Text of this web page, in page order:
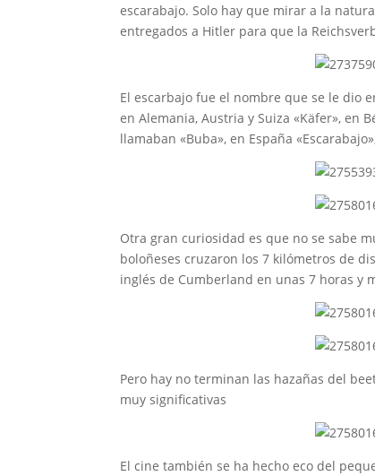
escarabajo. Solo hay que mirar a la
entregados a Hitler para que la
El escarbajo fue el nombre que se le dio
en Alemania, Austria y Suiza «Käfer», en
llamaban «Buba», en España
Otra gran curiosidad es que no se sabe
boloñeses cruzaron los 7 kilómetros de
inglés de Cumberland en unas 7 horas y
Pero hay no terminan las hazañas del
muy significativas
El cine también se ha hecho eco del